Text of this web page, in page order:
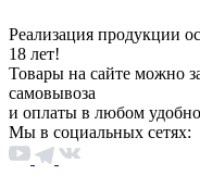
Реализация продукции
18 лет!
Товары на сайте можно
самовывоза
и оплаты в любом
Мы в социальных сетях: